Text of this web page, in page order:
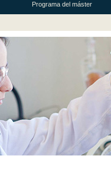
Programa del máster